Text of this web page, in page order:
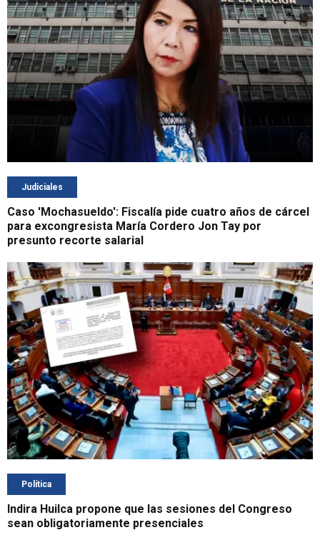
Judiciales
Caso 'Mochasueldo': Fiscalía pide cuatro años de cárcel
para excongresista María Cordero Jon Tay por
presunto recorte salarial
Política
Indira Huilca propone que las sesiones del Congreso
sean obligatoriamente presenciales